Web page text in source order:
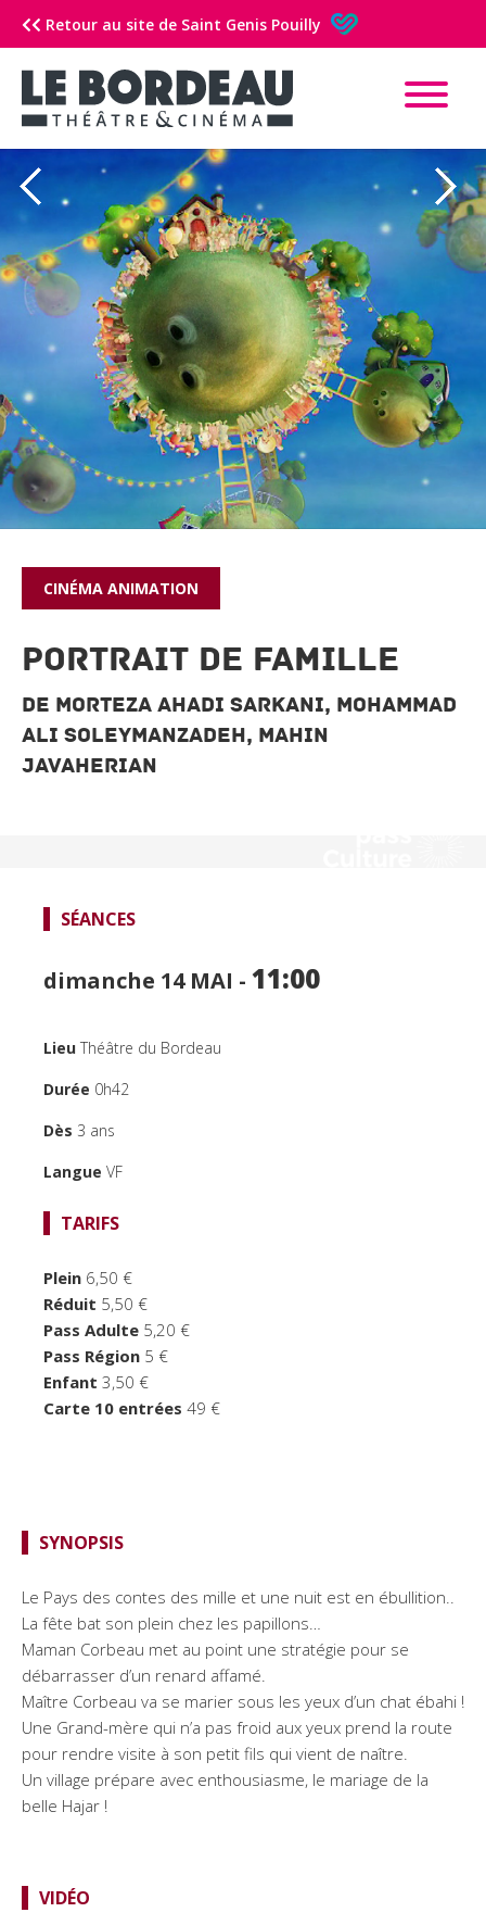
Retour au site de Saint Genis Pouilly
TEMPS FORTS
LE BORDEAU
CINÉMA ANIMATION
PORTRAIT DE FAMILLE
De Morteza Ahadi Sarkani, Mohammad
Ali Soleymanzadeh, Mahin
Javaherian
SÉANCES
dimanche 14 MAI - 11:00
Lieu Théâtre du Bordeau
Durée 0h42
Dès 3 ans
Langue VF
TARIFS
Plein 6,50 €
Réduit 5,50 €
Pass Adulte 5,20 €
Pass Région 5 €
Enfant 3,50 €
Carte 10 entrées 49 €
SYNOPSIS
Le Pays des contes des mille et une nuit est en ébullition..
La fête bat son plein chez les papillons…
Maman Corbeau met au point une stratégie pour se
débarrasser d’un renard affamé.
Maître Corbeau va se marier sous les yeux d’un chat ébahi !
Une Grand-mère qui n’a pas froid aux yeux prend la route
pour rendre visite à son petit fils qui vient de naître.
Un village prépare avec enthousiasme, le mariage de la
belle Hajar !
VIDÉO